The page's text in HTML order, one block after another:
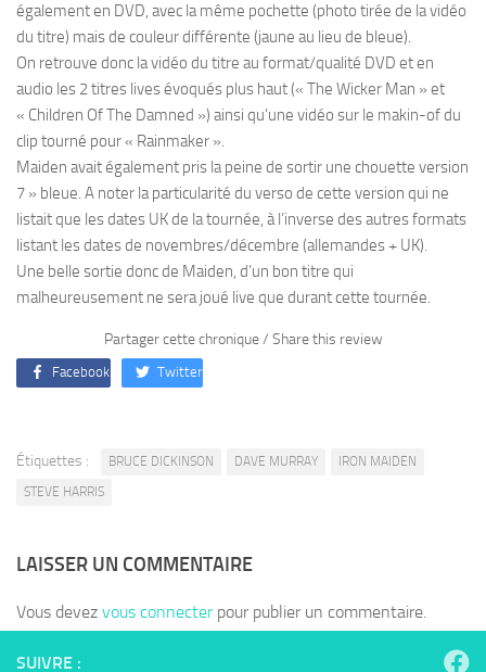
également en DVD, avec la même pochette (photo tirée de la vidéo
du titre) mais de couleur différente (jaune au lieu de bleue).
On retrouve donc la vidéo du titre au format/qualité DVD et en
audio les 2 titres lives évoqués plus haut (« The Wicker Man » et
« Children Of The Damned ») ainsi qu’une vidéo sur le makin-of du
clip tourné pour « Rainmaker ».
Maiden avait également pris la peine de sortir une chouette version
7 » bleue. A noter la particularité du verso de cette version qui ne
listait que les dates UK de la tournée, à l’inverse des autres formats
listant les dates de novembres/décembre (allemandes + UK).
Une belle sortie donc de Maiden, d’un bon titre qui
malheureusement ne sera joué live que durant cette tournée.
Partager cette chronique / Share this review
Facebook Twitter
Étiquettes : BRUCE DICKINSON DAVE MURRAY
IRON MAIDEN
STEVE HARRIS
LAISSER UN COMMENTAIRE
Vous devez vous connecterpour publier un commentaire.
SUIVRE :